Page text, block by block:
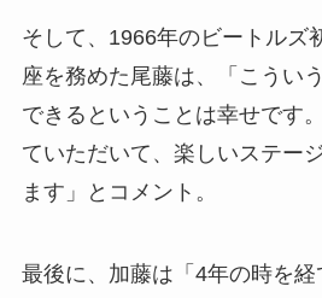
そして、1966年のビートルズ
座を務めた尾藤は、「こうい
できるということは幸せです
ていただいて、楽しいステー
ます」とコメント。
最後に、加藤は「4年の時を経